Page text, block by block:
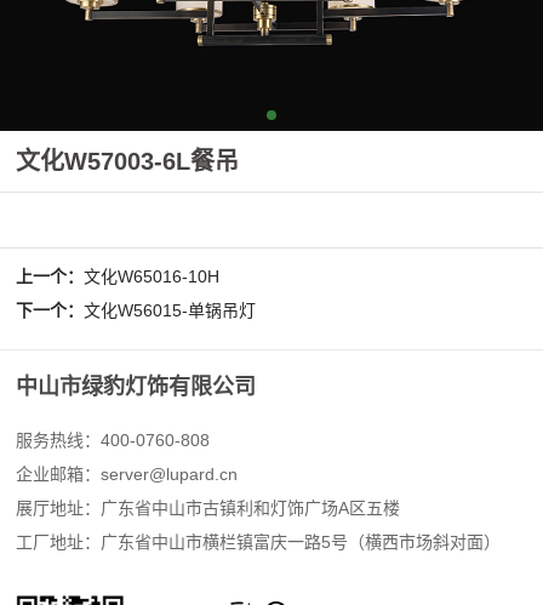
文化W57003-6L餐吊
上一个：文化W65016-10H
下一个：文化W56015-单锅吊灯
中山市绿豹灯饰有限公司
服务热线：400-0760-808
企业邮箱：server@lupard.cn
展厅地址：广东省中山市古镇利和灯饰广场A区五楼
工厂地址：广东省中山市横栏镇富庆一路5号（横西市场斜对面）